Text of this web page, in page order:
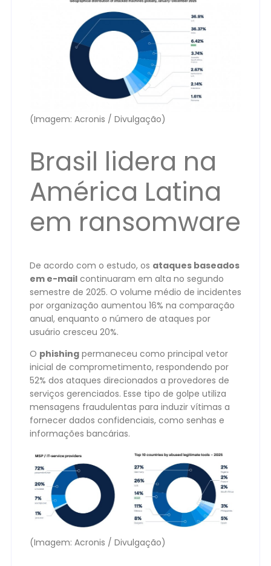
(Imagem: Acronis / Divulgação)
Brasil lidera na
América Latina
em ransomware
De acordo com o estudo, os ataques baseados
em e-mail continuaram em alta no segundo
semestre de 2025. O volume médio de incidentes
por organização aumentou 16% na comparação
anual, enquanto o número de ataques por
usuário cresceu 20%.
O phishing permaneceu como principal vetor
inicial de comprometimento, respondendo por
52% dos ataques direcionados a provedores de
serviços gerenciados. Esse tipo de golpe utiliza
mensagens fraudulentas para induzir vítimas a
fornecer dados confidenciais, como senhas e
informações bancárias.
(Imagem: Acronis / Divulgação)